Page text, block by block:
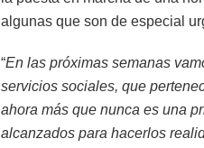
algunas que son de especial
“En las próximas semanas
servicios sociales, que
ahora más que nunca es una
alcanzados para hacerlos